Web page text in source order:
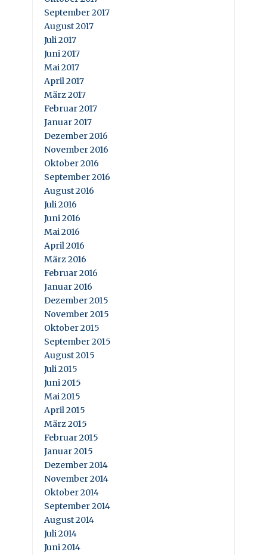
September 2017
August 2017
Juli 2017
Juni 2017
Mai 2017
April 2017
März 2017
Februar 2017
Januar 2017
Dezember 2016
November 2016
Oktober 2016
September 2016
August 2016
Juli 2016
Juni 2016
Mai 2016
April 2016
März 2016
Februar 2016
Januar 2016
Dezember 2015
November 2015
Oktober 2015
September 2015
August 2015
Juli 2015
Juni 2015
Mai 2015
April 2015
März 2015
Februar 2015
Januar 2015
Dezember 2014
November 2014
Oktober 2014
September 2014
August 2014
Juli 2014
Juni 2014